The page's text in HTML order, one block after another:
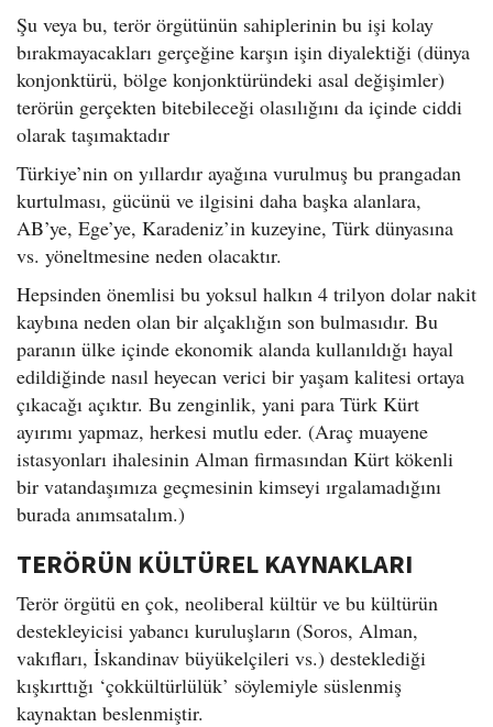
Şu veya bu, terör örgütünün sahiplerinin bu işi kolay
bırakmayacakları gerçeğine karşın işin diyalektiği (dünya
konjonktürü, bölge konjonktüründeki asal değişimler)
terörün gerçekten bitebileceği olasılığını da içinde ciddi
olarak taşımaktadır
Türkiye’nin on yıllardır ayağına vurulmuş bu prangadan
kurtulması, gücünü ve ilgisini daha başka alanlara,
AB’ye, Ege’ye, Karadeniz’in kuzeyine, Türk dünyasına
vs. yöneltmesine neden olacaktır.
Hepsinden önemlisi bu yoksul halkın 4 trilyon dolar nakit
kaybına neden olan bir alçaklığın son bulmasıdır. Bu
paranın ülke içinde ekonomik alanda kullanıldığı hayal
edildiğinde nasıl heyecan verici bir yaşam kalitesi ortaya
çıkacağı açıktır. Bu zenginlik, yani para Türk Kürt
ayırımı yapmaz, herkesi mutlu eder. (Araç muayene
istasyonları ihalesinin Alman firmasından Kürt kökenli
bir vatandaşımıza geçmesinin kimseyi ırgalamadığını
burada anımsatalım.)
TERÖRÜN KÜLTÜREL KAYNAKLARI
Terör örgütü en çok, neoliberal kültür ve bu kültürün
destekleyicisi yabancı kuruluşların (Soros, Alman,
vakıfları, İskandinav büyükelçileri vs.) desteklediği
kışkırttığı ‘çokkültürlülük’ söylemiyle süslenmiş
kaynaktan beslenmiştir.